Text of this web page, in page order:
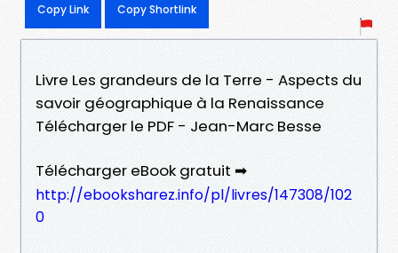
Copy Link Copy Shortlink
Livre Les grandeurs de la Terre - Aspects du
savoir géographique à la Renaissance
Télécharger le PDF - Jean-Marc Besse
Télécharger eBook gratuit ➡
http://ebooksharez.info/pl/livres/147308/102
0